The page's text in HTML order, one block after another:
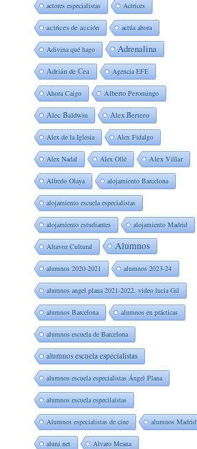
actores especialistas Actrices
actrices de acción actúa ahora
Adivina qué hago Adrenalina
Adrián de Cea Agencia EFE
Ahora Caigo Alberto Peromingo
Alec Baldwin Alex Bertero
Alex de la Iglesia Alex Fidalgo
Alex Nadal Alex Ollé Alex Villar
Alfredo Olaya alojamiento Barcelona
alojamiento escuela especialistas
alojamiento estudiantes alojamiento Madrid
Altavoz Cultural Alumnos
alumnos 2020-2021 alumnos 2023-24
alumnos angel plana 2021-2022. video lucia Gil
alumnos Barcelona alumnos en prácticas
alumnos escuela de Barcelona
alumnos escuela especialistas
alumnos escuela especialistas Ángel Plana
alumnos escuela especilaistas
Alumnos especialistas de cine alumnos Madrid
aluni.net Alvaro Meana